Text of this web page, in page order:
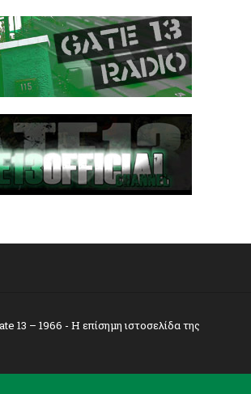
13 – 1966 - Η επίσημη ιστοσελίδα της